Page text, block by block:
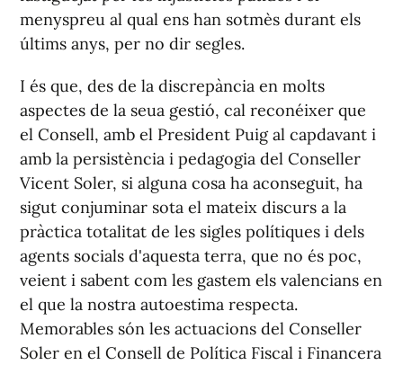
menyspreu al qual ens han sotmès durant els
últims anys, per no dir segles.
I és que, des de la discrepància en molts
aspectes de la seua gestió, cal reconéixer que
el Consell, amb el President Puig al capdavant i
amb la persistència i pedagogia del Conseller
Vicent Soler, si alguna cosa ha aconseguit, ha
sigut conjuminar sota el mateix discurs a la
pràctica totalitat de les sigles polítiques i dels
agents socials d'aquesta terra, que no és poc,
veient i sabent com les gastem els valencians en
el que la nostra autoestima respecta.
Memorables són les actuacions del Conseller
Soler en el Consell de Política Fiscal i Financera